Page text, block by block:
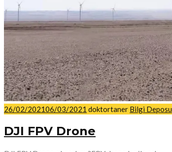
26/02/202106/03/2021 doktortaner Bilgi Deposu
DJI FPV Drone